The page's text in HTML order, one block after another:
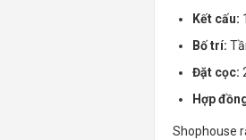
Kết cấu:
Bố trí:
Đặt cọc:
Hợp
Shophouse